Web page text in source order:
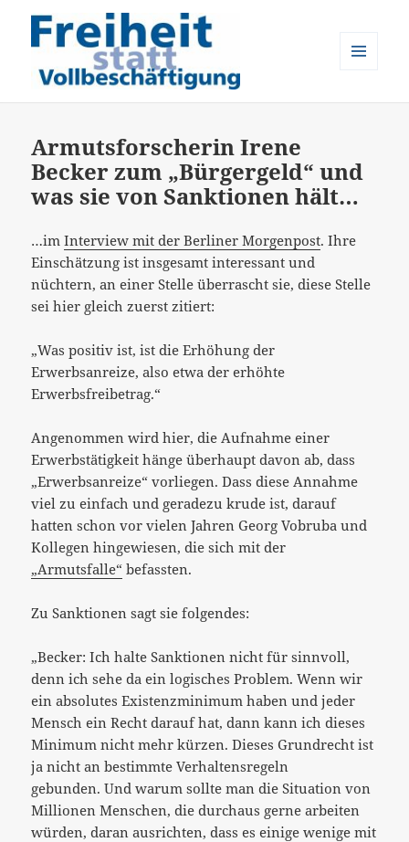
Armutsforscherin Irene
Becker zum „Bürgergeld“ und
was sie von Sanktionen hält…
…imInterview mit der Berliner Morgenpost. Ihre
Einschätzung ist insgesamt interessant und
nüchtern, an einer Stelle überrascht sie, diese Stelle
sei hier gleich zuerst zitiert:
„Was positiv ist, ist die Erhöhung der
Erwerbsanreize, also etwa der erhöhte
Erwerbsfreibetrag.“
Angenommen wird hier, die Aufnahme einer
Erwerbstätigkeit hänge überhaupt davon ab, dass
„Erwerbsanreize“ vorliegen. Dass diese Annahme
viel zu einfach und geradezu krude ist, darauf
hatten schon vor vielen Jahren Georg Vobruba und
Kollegen hingewiesen, die sich mit der
„Armutsfalle“ befassten.
Zu Sanktionen sagt sie folgendes:
„Becker: Ich halte Sanktionen nicht für sinnvoll,
denn ich sehe da ein logisches Problem. Wenn wir
ein absolutes Existenzminimum haben und jeder
Mensch ein Recht darauf hat, dann kann ich dieses
Minimum nicht mehr kürzen. Dieses Grundrecht ist
ja nicht an bestimmte Verhaltensregeln
gebunden. Und warum sollte man die Situation von
Millionen Menschen, die durchaus gerne arbeiten
würden, daran ausrichten, dass es einige wenige mit